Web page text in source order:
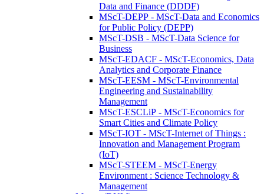
Data and Finance (DDDF)
MScT-DEPP - MScT-Data and Economics
for Public Policy (DEPP)
MScT-DSB - MScT-Data Science for
Business
MScT-EDACF - MScT-Economics, Data
Analytics and Corporate Finance
MScT-EESM - MScT-Environmental
Engineering and Sustainability
Management
MScT-ESCLiP - MScT-Economics for
Smart Cities and Climate Policy
MScT-IOT - MScT-Internet of Things :
Innovation and Management Program
(IoT)
MScT-STEEM - MScT-Energy
Environment : Science Technology &
Management